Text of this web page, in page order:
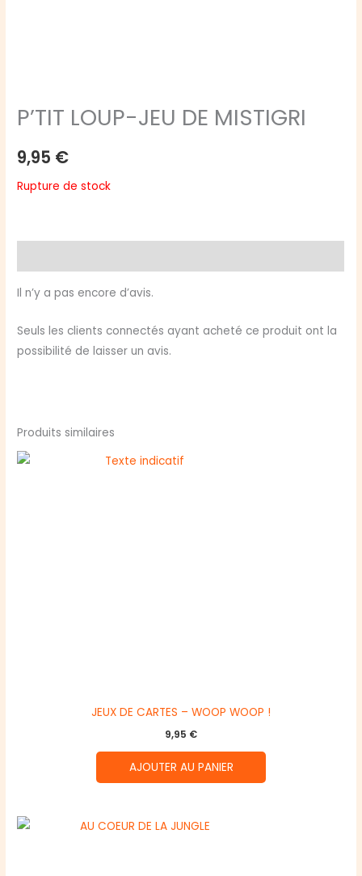
P’TIT LOUP-JEU DE MISTIGRI
9,95 €
Rupture de stock
Il n’y a pas encore d’avis.
Seuls les clients connectés ayant acheté ce produit ont la
possibilité de laisser un avis.
Produits similaires
JEUX DE CARTES – WOOP WOOP !
9,95 €
AJOUTER AU PANIER